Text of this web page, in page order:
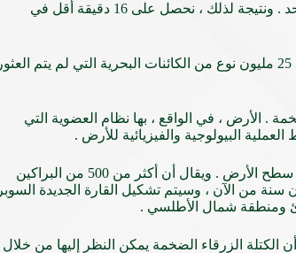
نقول أن لدينا 24 ساعة في اليوم ولكن هذا ليس صحيحا علميا ، بينما لدينا بالضبط نحو 23 ساعة و 56 دقيقة و 4 ثوان في اليوم الواحد . ونتيجة لذلك ، نحصل على 16 دقيقة أقل في
وقد وجد الباحثون والعديد من العلماء بأنهم اكتشفوا أسرارا خفية حول الحيوانات البحرية في أعماق البحار ، وأن هناك ما يقرب من 25 مليون نوع من الكائنات البحرية التي لم يتم العثور
. الأرض ، في الواقع ، بها نظام العضوية التي
البيولوجية والفيزيائية للأرض .
واحدة حقيقة مذهلة حول كوكبنا هو أنه يحتوي على العديد من البراكين في أعماق أسفل القشرة ، والتي تنفجر وفقا للحركات على سطح الأرض . ويقال أن أكثر من 500 من البراكين
العالم . من هذا ، وجدت ما يقرب من 78٪ تحت السطح وتتكون من التربة البركانية . ويرى العلماء أن 25 مليون سنة من الآن ، وسيتم تشكيل القارة الجديدة السوبر
ومنطقة شمال الأطلسي .
كوكب الأرض الأزرق . وبما أنها تتكون من 71٪ من المياه ، فقد يبدو أن الكتلة الزرقاء الضخمة يمكن النظر إليها من خلال